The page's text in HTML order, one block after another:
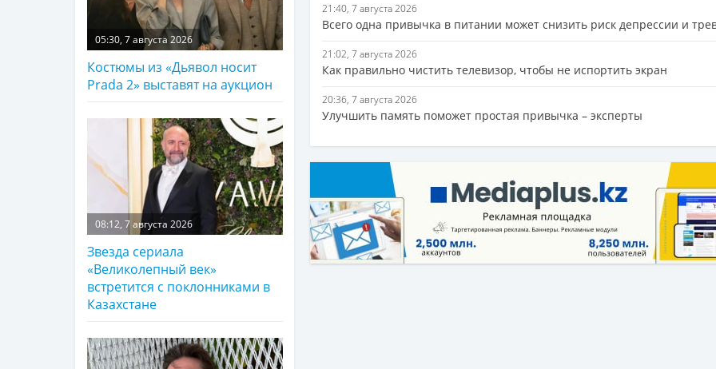
21:40, 7 августа 2026
Всего одна привычка в питании может снизить риск депрессии и
21:02, 7 августа 2026
Как правильно чистить телевизор, чтобы не испортить экран
20:36, 7 августа 2026
Улучшить память поможет простая привычка – эксперты
05:30, 7 августа 2026
Костюмы из «Дьявол носит
Prada 2» выставят на аукцион
08:12, 7 августа 2026
Звезда сериала
«Великолепный век»
встретится с поклонниками в
Казахстане